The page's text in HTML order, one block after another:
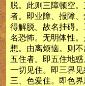
脱。此则三障顿空
者。即业障、报障
得解脱。故名挂碍
名恐怖。无明体性
想。由离烦恼。则不
五住者。即五住地
一切见住。即三界见
三、色爱住。即色